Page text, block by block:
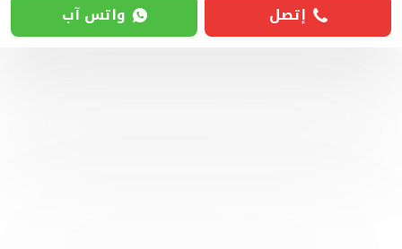
إتصل واتس آب